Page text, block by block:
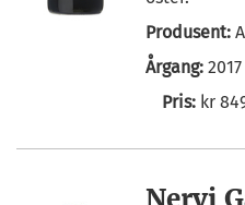
Produsent:
Årgang: 2017
Pris: kr